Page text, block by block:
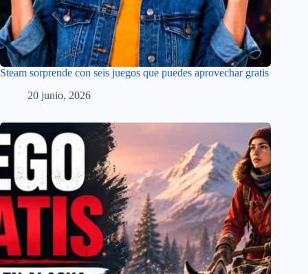
Steam sorprende con seis juegos que puedes aprovechar gratis
20 junio, 2026